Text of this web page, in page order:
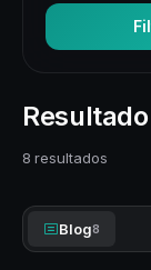
8 resultados
Blog8